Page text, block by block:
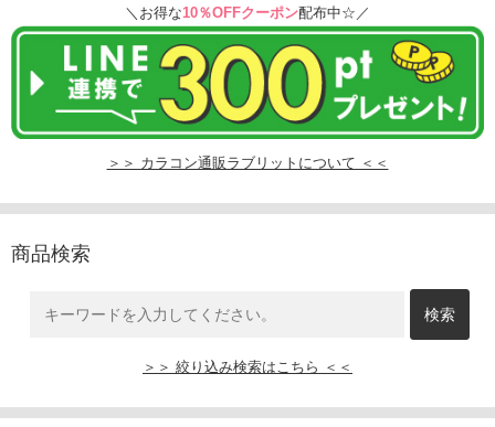
＼お得な10％OFFクーポン配布中☆／
＞＞ カラコン通販ラブリットについて ＜＜
商品検索
＞＞ 絞り込み検索はこちら ＜＜